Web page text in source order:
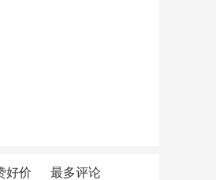
好价 最多评论